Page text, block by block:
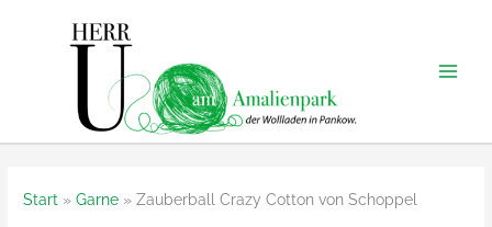
Start Garne Zauberball Crazy Cotton von Schoppel